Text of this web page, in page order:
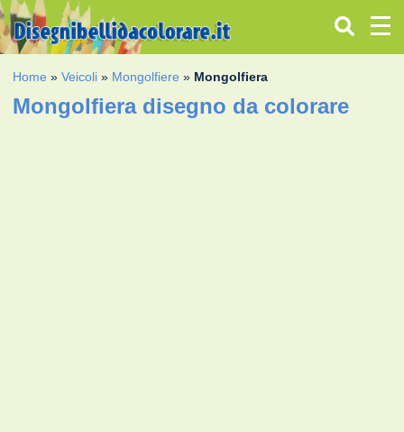
Home »Veicoli » Mongolfiere » Mongolfiera
Mongolfiera disegno da colorare